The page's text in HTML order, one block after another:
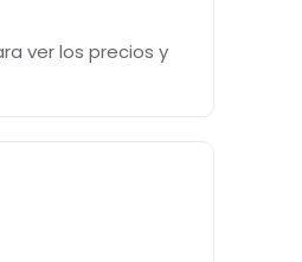
ver los precios y